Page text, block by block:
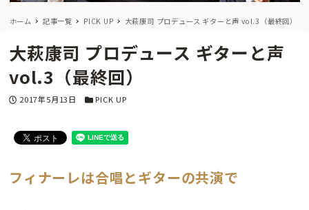
ホーム 記事一覧 PICK UP 大萩康司 プロデュース ギターと声 vol.3（最終回）
大萩康司 プロデュース ギターと声
vol.3（最終回）
投稿日
2017年5月13日 カテゴリー
PICK UP
フィナーレは合唱とギターの共演で